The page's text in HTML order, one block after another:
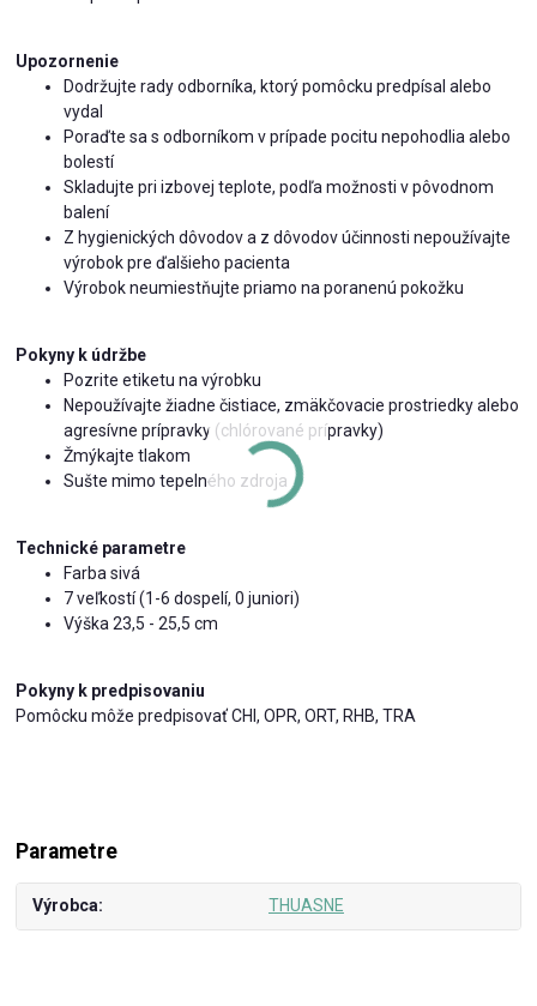
Upozornenie
Dodržujte rady odborníka, ktorý pomôcku predpísal alebo
vydal
Poraďte sa s odborníkom v prípade pocitu nepohodlia alebo
bolestí
Skladujte pri izbovej teplote, podľa možnosti v pôvodnom
balení
Z hygienických dôvodov a z dôvodov účinnosti nepoužívajte
výrobok pre ďalšieho pacienta
Výrobok neumiestňujte priamo na poranenú pokožku
Pokyny k údržbe
Pozrite etiketu na výrobku
Nepoužívajte žiadne čistiace, zmäkčovacie prostriedky alebo
agresívne prípravky (chlórované prípravky)
Žmýkajte tlakom
Sušte mimo tepelného zdroja
Technické parametre
Farba sivá
7 veľkostí (1-6 dospelí, 0 juniori)
Výška 23,5 - 25,5 cm
Pokyny k predpisovaniu
Pomôcku môže predpisovať CHI, OPR, ORT, RHB, TRA
Parametre
Výrobca THUASNE